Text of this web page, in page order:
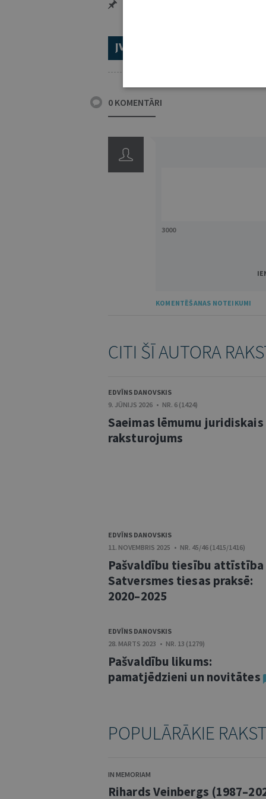
0 KOMENTĀRI
3000
KOMENTĒŠANAS NOTEIKUMI
CITI ŠĪ AUTORA
EDVĪNS DANOVSKIS
9. JŪNIJS 2026 • NR. 6 (1424)
Saeimas lēmumu juridiskais
raksturojums
EDVĪNS DANOVSKIS
11. NOVEMBRIS 2025 • NR. 45/46 (1415/1416)
Pašvaldību tiesību attīstība
Satversmes tiesas praksē:
2020–2025
EDVĪNS DANOVSKIS
28. MARTS 2023 • NR. 13 (1279)
Pašvaldību likums:
pamatjēdzieni un novitātes
POPULĀRĀKIE
IN MEMORIAM
Rihards Veinbergs